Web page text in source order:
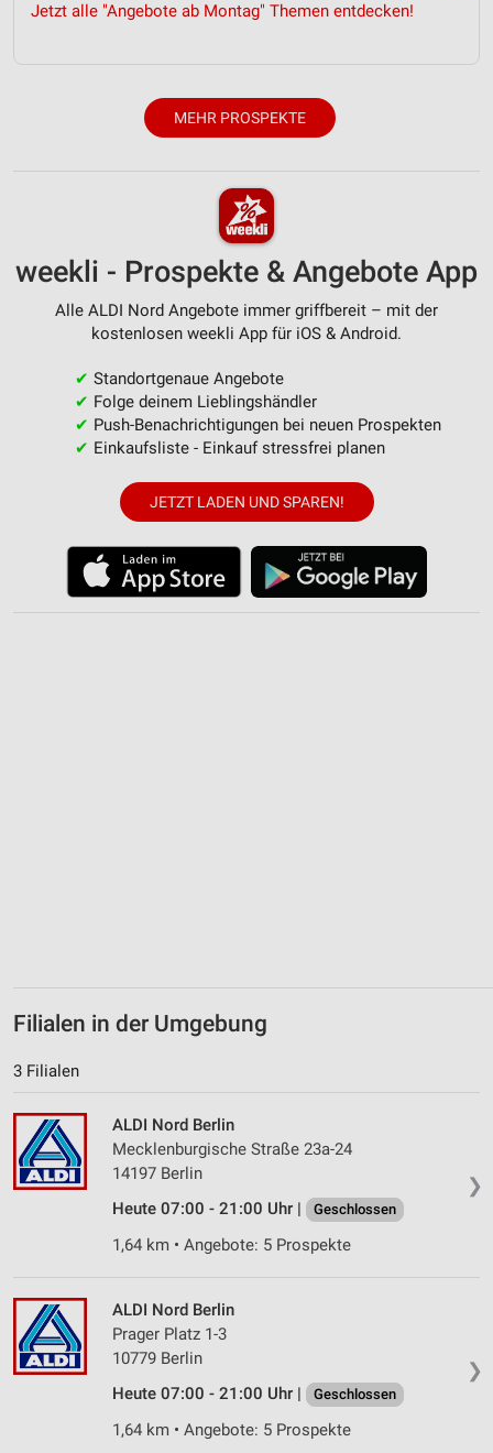
Jetzt alle "Angebote ab Montag" Themen entdecken!
MEHR PROSPEKTE
weekli - Prospekte & Angebote App
Alle ALDI Nord Angebote immer griffbereit – mit der
kostenlosen weekli App für iOS & Android.
✔ Standortgenaue Angebote
✔ Folge deinem Lieblingshändler
✔ Push-Benachrichtigungen bei neuen Prospekten
✔ Einkaufsliste - Einkauf stressfrei planen
JETZT LADEN UND SPAREN!
Filialen in der Umgebung
3 Filialen
❯
ALDI Nord Berlin
Mecklenburgische Straße 23a-24
14197 Berlin
Heute 07:00 - 21:00 Uhr |
Geschlossen
1,64 km • Angebote: 5 Prospekte
❯
ALDI Nord Berlin
Prager Platz 1-3
10779 Berlin
Heute 07:00 - 21:00 Uhr |
Geschlossen
1,64 km • Angebote: 5 Prospekte